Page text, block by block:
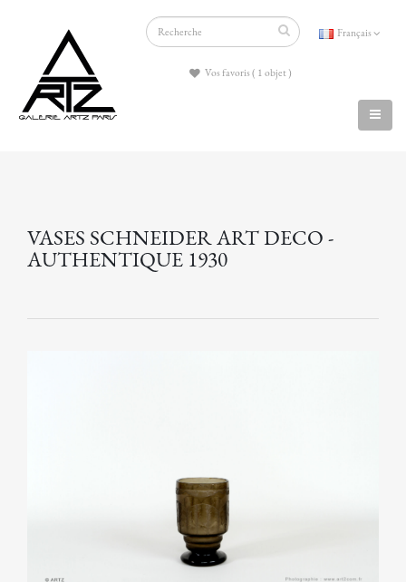
Français
Vos favoris ( 1 objet )
VASES SCHNEIDER ART DECO -
AUTHENTIQUE 1930